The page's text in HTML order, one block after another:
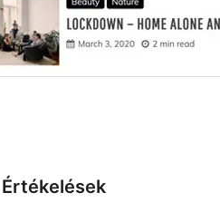
Értékelések